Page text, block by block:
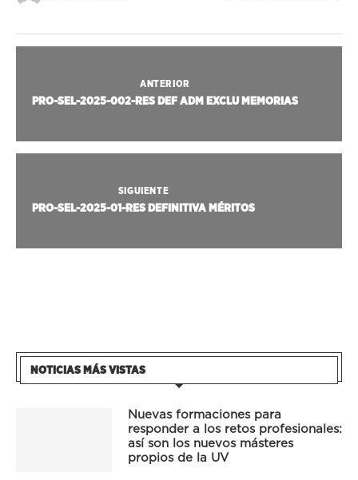
ANTERIOR
PRO-SEL-2025-002-RES DEF ADM EXCLU MEMORIAS
SIGUIENTE
PRO-SEL-2025-01-RES DEFINITIVA MÉRITOS
NOTICIAS MÁS VISTAS
Nuevas formaciones para
responder a los retos profesionales:
así son los nuevos másteres
propios de la UV